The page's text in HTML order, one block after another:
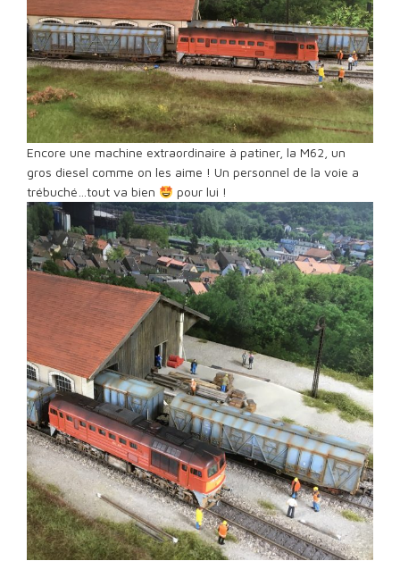
Encore une machine extraordinaire à patiner, la M62, un
gros diesel comme on les aime ! Un personnel de la voie a
trébuché…tout va bien
pour lui !